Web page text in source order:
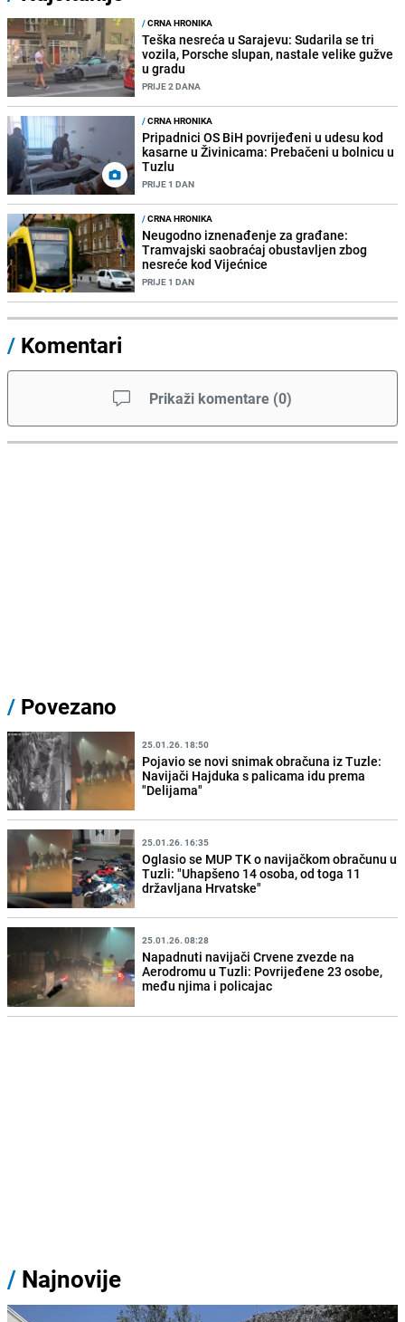
/CRNA HRONIKA
Teška nesreća u Sarajevu: Sudarila se tri
vozila, Porsche slupan, nastale velike gužve
u gradu
PRIJE 2 DANA
/CRNA HRONIKA
Pripadnici OS BiH povrijeđeni u udesu kod
kasarne u Živinicama: Prebačeni u bolnicu u
Tuzlu
PRIJE 1 DAN
/CRNA HRONIKA
Neugodno iznenađenje za građane:
Tramvajski saobraćaj obustavljen zbog
nesreće kod Vijećnice
PRIJE 1 DAN
/ Komentari
Prikaži komentare (0)
/ Povezano
25.01.26. 18:50
Pojavio se novi snimak obračuna iz Tuzle:
Navijači Hajduka s palicama idu prema
"Delijama"
25.01.26. 16:35
Oglasio se MUP TK o navijačkom obračunu u
Tuzli: "Uhapšeno 14 osoba, od toga 11
državljana Hrvatske"
25.01.26. 08:28
Napadnuti navijači Crvene zvezde na
Aerodromu u Tuzli: Povrijeđene 23 osobe,
među njima i policajac
/ Najnovije